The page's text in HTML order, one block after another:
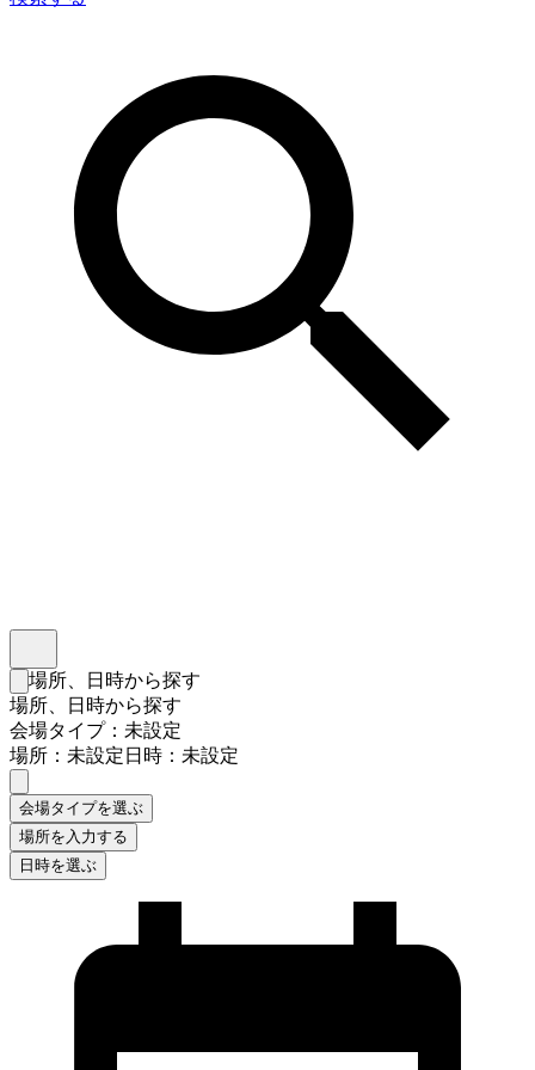
検索フォームを閉じる
場所、日時から探す
場所、日時から探す
会場タイプ：未設定
場所：未設定日時：未設定
会場タイプを選ぶ
場所を入力する
日時を選ぶ